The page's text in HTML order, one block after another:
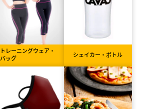
トレーニングウェア・
バッグ
シェイカー・ボトル